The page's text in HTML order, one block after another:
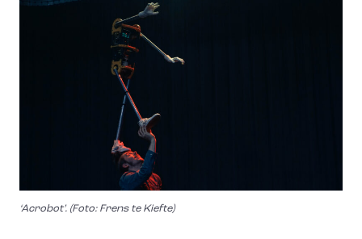
‘Acrobot’. (Foto: Frens te Kiefte)